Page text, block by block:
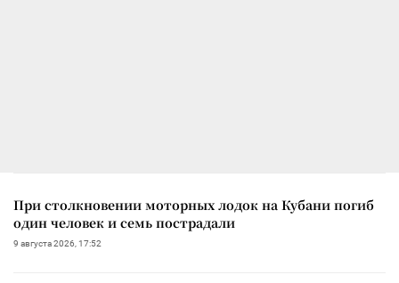
При столкновении моторных лодок на Кубани погиб
один человек и семь пострадали
9 августа 2026, 17:52